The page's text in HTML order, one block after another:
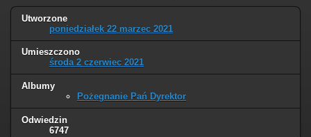
Utworzone
poniedziałek 22 marzec 2021
Umieszczono
środa 2 czerwiec 2021
Albumy
Pożegnanie Pań Dyrektor
Odwiedzin
6747